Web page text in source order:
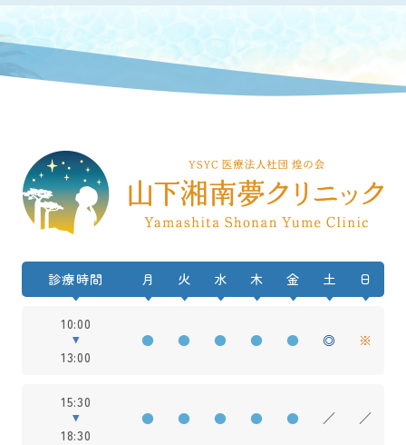
診療時間 月 火 水 木 金 土 日
10:00
13:00
● ● ● ● ● ◎ ※
15:30
18:30
● ● ● ● ● ／ ／